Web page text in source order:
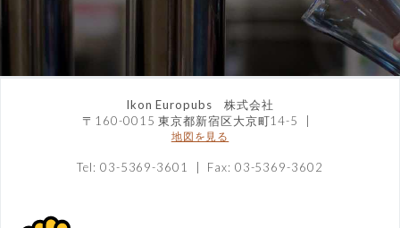
Ikon Europubs 株式会社
〒160-0015 東京都新宿区大京町14-5
地図を見る
Tel: 03-5369-3601 | Fax: 03-5369-3602